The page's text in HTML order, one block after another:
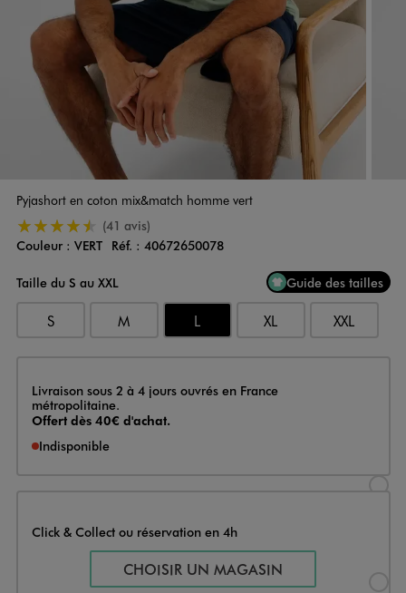
Pyjashort en coton mix&match homme vert
4.5/5 de moyenne
(41 avis)
Couleur
Couleur : VERT Réf. : 40672650078
Taille du S au XXL
Guide des tailles
S M L XL XXL
Livraison
Livraison sous 2 à 4 jours ouvrés en France
métropolitaine.
Offert dès 40€ d'achat.
Indisponible
Click & Collect ou réservation en 4h
Sélectionner l’option de
CHOISIR UN MAGASIN